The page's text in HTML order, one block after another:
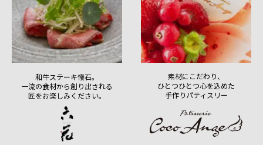
和牛ステーキ懐石。
一流の食材から創り出される
匠をお楽しみください。
素材にこだわり、
ひとつひとつ心を込めた
手作りパティスリー